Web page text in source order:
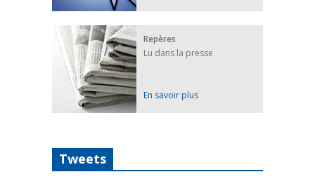
Repères
Lu dans la presse
En savoir plus
Tweets